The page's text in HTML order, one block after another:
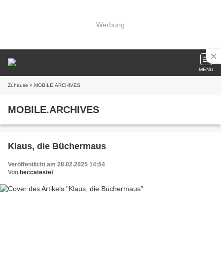
Werbung
MENU
Zuhause » MOBILE.ARCHIVES
MOBILE.ARCHIVES
Klaus, die Büchermaus
Veröffentlicht am 28.02.2025 14:54
Von beccatestet